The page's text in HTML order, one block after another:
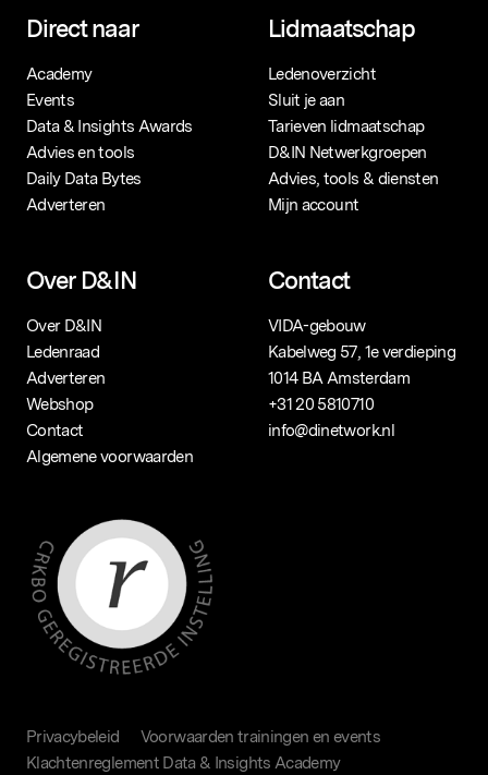
Direct naar
Academy
Events
Data & Insights Awards
Advies en tools
Daily Data Bytes
Adverteren
Lidmaatschap
Ledenoverzicht
Sluit je aan
Tarieven lidmaatschap
D&IN Netwerkgroepen
Advies, tools & diensten
Mijn account
Over D&IN
Over D&IN
Ledenraad
Adverteren
Webshop
Contact
Algemene voorwaarden
Contact
VIDA-gebouw
Kabelweg 57, 1e verdieping
1014 BA Amsterdam
+31 20 5810710
info@dinetwork.nl
Privacybeleid
Voorwaarden trainingen en events
Klachtenreglement Data & Insights Academy